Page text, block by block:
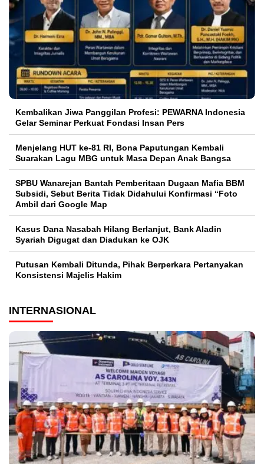
Kembalikan Jiwa Panggilan Profesi: PEWARNA Indonesia
Gelar Seminar Perkuat Fondasi Insan Pers
Menjelang HUT ke-81 RI, Bona Paputungan Kembali
Suarakan Lagu MBG untuk Masa Depan Anak Bangsa
SPBU Wanarejan Bantah Pemberitaan Dugaan Mafia BBM
Subsidi, Sebut Berita Tidak Didahului Konfirmasi “Foto
Ambil dari Google Map
Kasus Dana Nasabah Hilang Berlanjut, Bank Aladin
Syariah Digugat dan Diadukan ke OJK
Putusan Kembali Ditunda, Pihak Berperkara Pertanyakan
Konsistensi Majelis Hakim
INTERNASIONAL